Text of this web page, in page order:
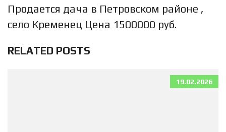
Продается дача в Петровском районе ,
село Кременец Цена 1500000 руб.
RELATED POSTS
19.02.2026